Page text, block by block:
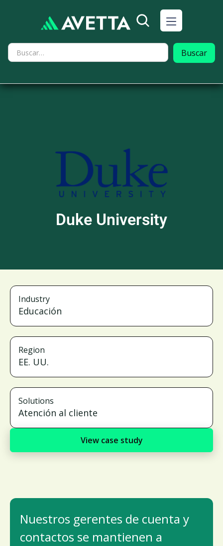
Duke University
Industry
Educación
Region
EE. UU.
Solutions
Atención al cliente
View case study
Nuestros gerentes de cuenta y
contactos se mantienen a